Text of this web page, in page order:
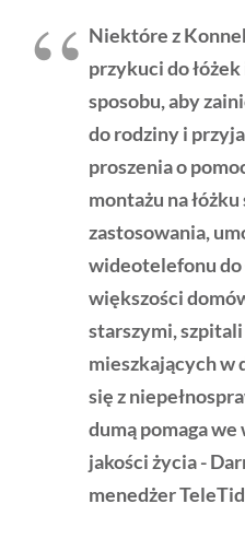
Niektóre z
przykuci do
sposobu, aby
do rodziny i
proszenia o
montażu na
zastosowania,
wideotelefonu do
większości
starszymi,
mieszkających w
się z
dumą pomaga
jakości życia -
menedżer